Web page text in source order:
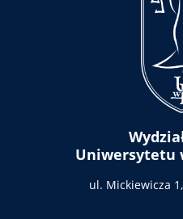
Uniwersytetu
ul. Mickiewicza 1,